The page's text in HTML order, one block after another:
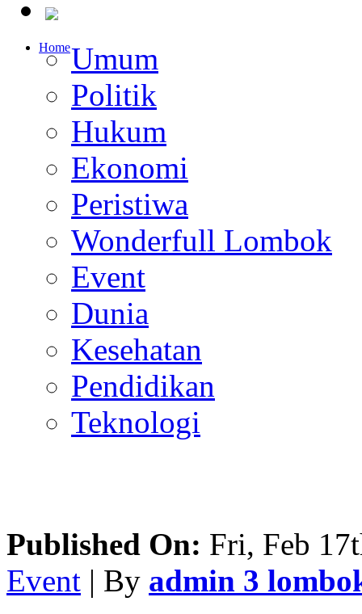
HomeUmum
Politik
Hukum
Ekonomi
Peristiwa
Wonderfull Lombok
Event
Dunia
Kesehatan
Pendidikan
Teknologi
Published On: Fri, Feb
Event | By admin 3